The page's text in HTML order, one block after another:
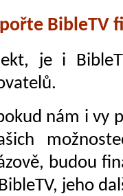
BibleTV
je i
nám i vy
budou
jeho